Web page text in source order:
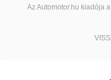
Az Automotor.hu kiadója